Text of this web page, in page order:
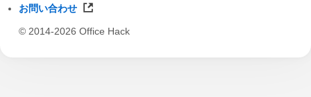
お問い合わせ
© 2014-2026 Office Hack